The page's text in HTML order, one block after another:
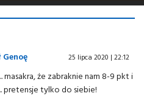
25 lipca 2020 | 22:12
że zabraknie nam 8-9 pkt i
pretensje tylko do siebie!